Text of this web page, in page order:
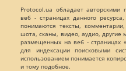
Protocol.ua обладает
веб - страницах данного
понимаются тексты,
шота, сканы, видео, аудио, другие
размещенных на веб - страницах
для индексации поисковыми
использованием понимается
и тому подобное.